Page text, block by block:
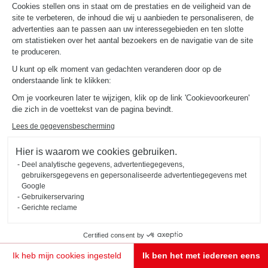
Cookies stellen ons in staat om de prestaties en de veiligheid van de
site te verbeteren, de inhoud die wij u aanbieden te personaliseren, de
advertenties aan te passen aan uw interessegebieden en ten slotte
om statistieken over het aantal bezoekers en de navigatie van de site
te produceren.
U kunt op elk moment van gedachten veranderen door op de
onderstaande link te klikken:
Om je voorkeuren later te wijzigen, klik op de link 'Cookievoorkeuren'
die zich in de voettekst van de pagina bevindt.
Lees de gegevensbescherming
Hier is waarom we cookies gebruiken.
Deel analytische gegevens, advertentiegegevens,
gebruikersgegevens en gepersonaliseerde advertentiegegevens met
Google
Gebruikerservaring
Gerichte reclame
Certified consent by
Ik heb mijn cookies ingesteld Ik ben het met iedereen eens